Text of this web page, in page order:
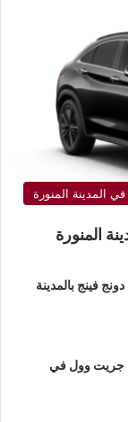
المدينة المنورة
المنورة
فينج بالمدينة
جريت وول في